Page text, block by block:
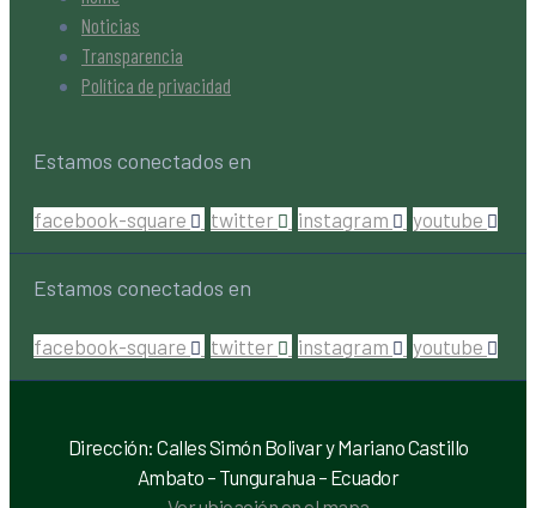
Noticias
Transparencia
Política de privacidad
Estamos conectados en
facebook-square twitter instagram youtube
Estamos conectados en
facebook-square twitter instagram youtube
Dirección: Calles Simón Bolivar y Mariano Castillo
Ambato – Tungurahua – Ecuador